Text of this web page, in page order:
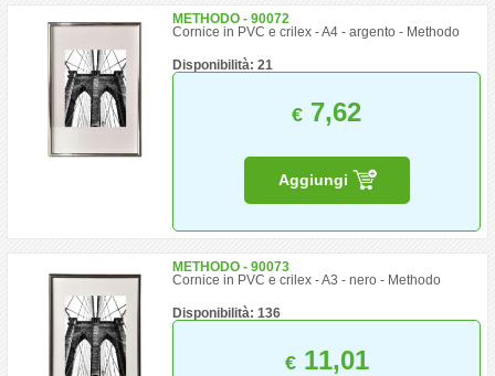
METHODO - 90072
Cornice in PVC e crilex - A4 - argento - Methodo
Disponibilità: 21
€ 7,62
Aggiungi
METHODO - 90073
Cornice in PVC e crilex - A3 - nero - Methodo
Disponibilità: 136
€11,01